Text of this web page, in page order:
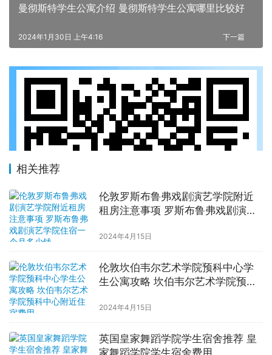
曼彻斯特学生公寓介绍 曼彻斯特学生公寓哪里比较好
下一篇
2024年1月30日 上午4:16
相关推荐
伦敦罗斯布鲁弗戏剧演艺学院附近
租房注意事项 罗斯布鲁弗戏剧演艺
2024年4月15日
伦敦坎伯韦尔艺术学院预科中心学
生公寓攻略 坎伯韦尔艺术学院预科
2024年4月15日
英国皇家舞蹈学院学生宿舍推荐 皇